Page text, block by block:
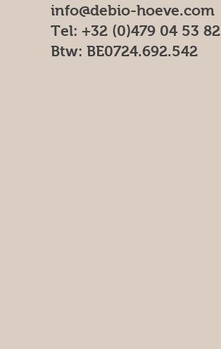
info@debio-hoeve.com
Tel: +32 (0)479 04 53 82
Btw: BE0724.692.542